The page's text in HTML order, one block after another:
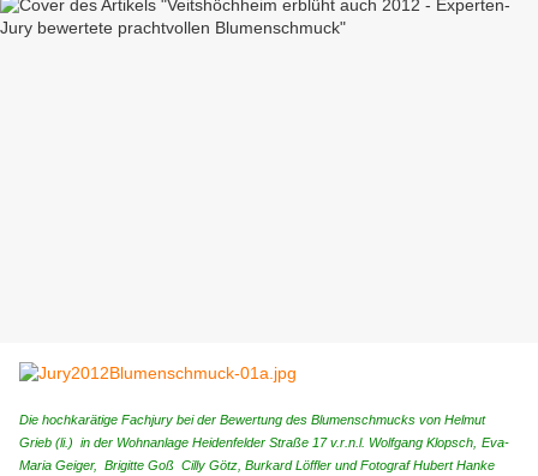
Die hochkarätige Fachjury bei der Bewertung des Blumenschmucks von Helmut
Grieb (li.) in der Wohnanlage Heidenfelder Straße 17 v.r.n.l. Wolfgang Klopsch, Eva-
Maria Geiger, Brigitte Goß Cilly Götz, Burkard Löffler und Fotograf Hubert Hanke